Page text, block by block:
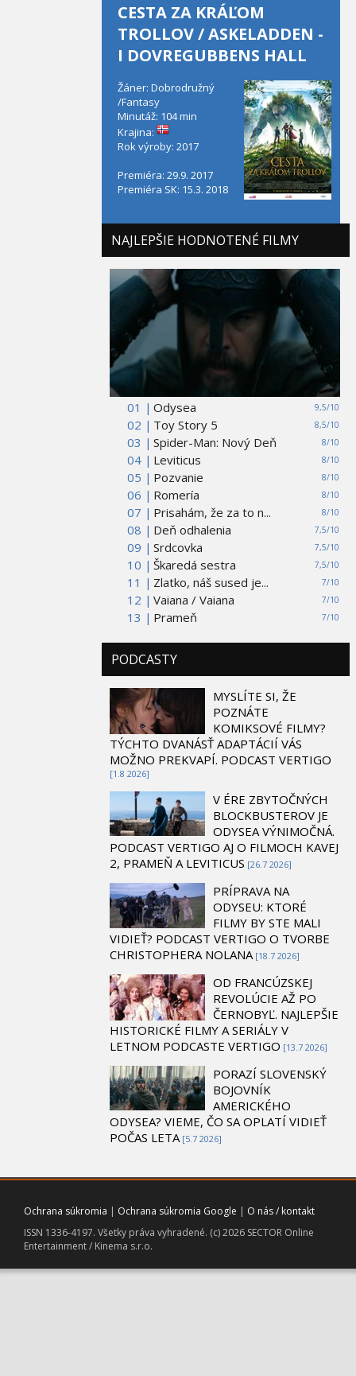
CESTA ZA KRÁĽOM
TROLLOV / ASKELADDEN -
I DOVREGUBBENS HALL
Žáner: Dobrodružný
/Fantasy
Minutáž: 104 min
Krajina:
Rok výroby: 2017
Premiéra: 29.9. 2017
Premiéra SK: 15.3. 2018
NAJLEPŠIE HODNOTENÉ FILMY
01 | 9,5/10
Odysea
02 |
8,5/10
Toy Story 5
03 |
8/10
Spider-Man: Nový Deň
04 |
8/10
Leviticus
05 |
8/10
Pozvanie
06 |
8/10
Romería
07 |
8/10
Prisahám, že za to n...
08 |
7,5/10
Deň odhalenia
09 |
7,5/10
Srdcovka
10 |
7,5/10
Škaredá sestra
11 |
7/10
Zlatko, náš sused je...
12 |
7/10
Vaiana / Vaiana
13 |
7/10
Prameň
PODCASTY
MYSLÍTE SI, ŽE
POZNÁTE
KOMIKSOVÉ FILMY?
TÝCHTO DVANÁSŤ ADAPTÁCIÍ VÁS
MOŽNO PREKVAPÍ. PODCAST VERTIGO
[1.8 2026]
V ÉRE ZBYTOČNÝCH
BLOCKBUSTEROV JE
ODYSEA VÝNIMOČNÁ.
PODCAST VERTIGO AJ O FILMOCH KAVEJ
2, PRAMEŇ A LEVITICUS [26.7 2026]
PRÍPRAVA NA
ODYSEU: KTORÉ
FILMY BY STE MALI
VIDIEŤ? PODCAST VERTIGO O TVORBE
CHRISTOPHERA NOLANA [18.7 2026]
OD FRANCÚZSKEJ
REVOLÚCIE AŽ PO
ČERNOBYĽ. NAJLEPŠIE
HISTORICKÉ FILMY A SERIÁLY V
LETNOM PODCASTE VERTIGO [13.7 2026]
PORAZÍ SLOVENSKÝ
BOJOVNÍK
AMERICKÉHO
ODYSEA? VIEME, ČO SA OPLATÍ VIDIEŤ
POČAS LETA [5.7 2026]
Ochrana súkromia | Ochrana súkromia Google | O nás / kontakt
ISSN 1336-4197. Všetky práva vyhradené. (c) 2026 SECTOR Online
Entertainment / Kinema s.r.o.